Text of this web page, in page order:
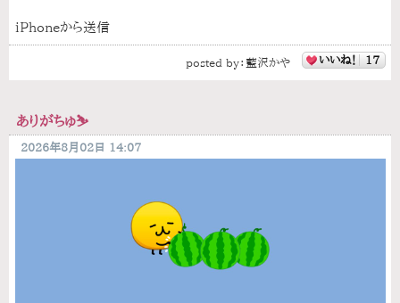
iPhoneから送信
posted by： 藍沢かや いいね！ 17
ありがちゅ⛷
2026年8月02日 14:07